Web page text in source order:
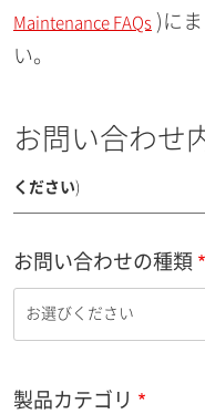
Maintenance FAQs )に
い。
お問い合わせ
ください)
お問い合わせの種類
製品カテゴリ